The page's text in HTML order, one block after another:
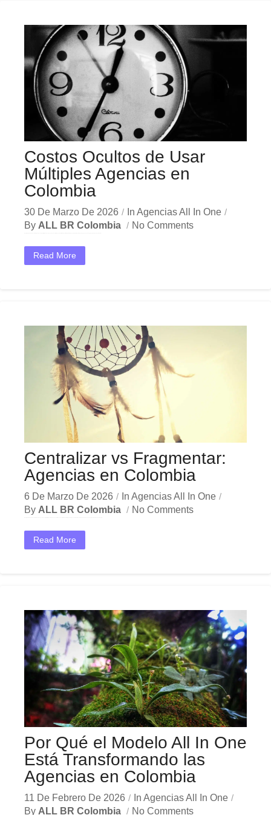
Costos Ocultos de Usar
Múltiples Agencias en
Colombia
30 De Marzo De 2026 In Agencias All In One
By ALL BR Colombia No Comments
Read More
Centralizar vs Fragmentar:
Agencias en Colombia
6 De Marzo De 2026 In Agencias All In One
By ALL BR Colombia No Comments
Read More
Por Qué el Modelo All In One
Está Transformando las
Agencias en Colombia
11 De Febrero De 2026 In Agencias All In One
By ALL BR Colombia No Comments